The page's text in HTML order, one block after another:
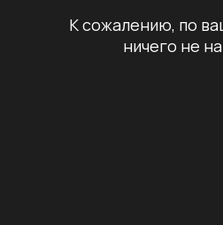
К сожалению, по
ничего не